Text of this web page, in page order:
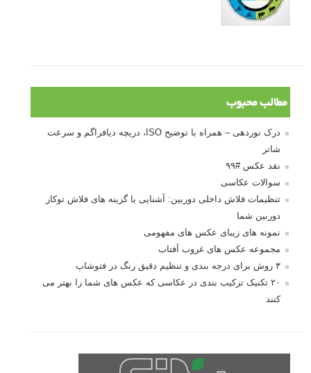
مطالب محبوب
درک نوردهی – همراه با توضیح ISO، دریچه دیافراگم و سرعت
شاتر
نقد عکس #۹۹
سوالات عکاسی
تنظیمات فلاش داخلی دوربین: آشنایی با گزینه های فلاش توکار
دوربین شما
نمونه های زیبای عکس های مفهومی
مجموعه عکس های غروب آفتاب
۳ روش برای درجه بندی و تنظیم دقیق رنگ در فتوشاپ
۲۰ تکنیک ترکیب بندی در عکاسی که عکس های شما را بهتر می
کنند